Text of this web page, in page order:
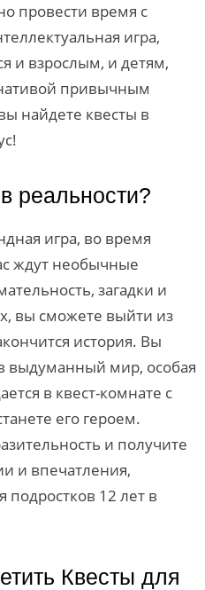
провести время с
игра,
и взрослым, и детям,
привычным
найдете квесты в
реальности?
игра, во время
ждут необычные
загадки и
вы сможете выйти из
история. Вы
выдуманный мир, особая
в квест-комнате с
его героем.
и получите
и впечатления,
подростков 12 лет в
Квесты для